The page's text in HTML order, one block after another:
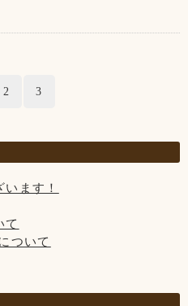
す。)
ラニアン)が
を渡りました。
しゃいますが、
2 3
ます！
て
ついて